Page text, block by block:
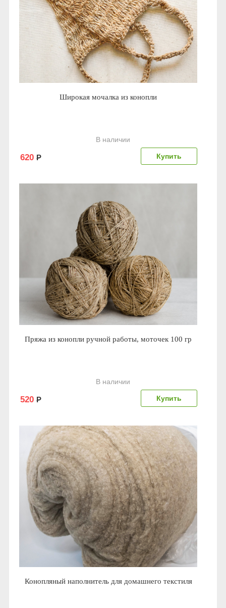
Широкая мочалка из конопли
В наличии
620 Р
Пряжа из конопли ручной работы, моточек 100 гр
В наличии
520 Р
Конопляный наполнитель для домашнего текстиля